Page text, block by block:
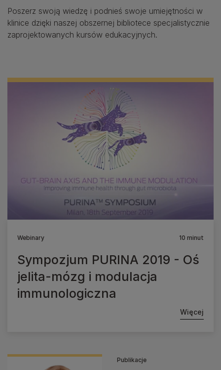
Poszerz swoją wiedzę i podnieś swoje umiejętności w
klinice dzięki naszej obszernej bibliotece specjalistycznie
zaprojektowanych kursów edukacyjnych.
Webinary 10 minut
Sympozjum PURINA 2019 - Oś
jelita-mózg i modulacja
immunologiczna
Więcej
Publikacje